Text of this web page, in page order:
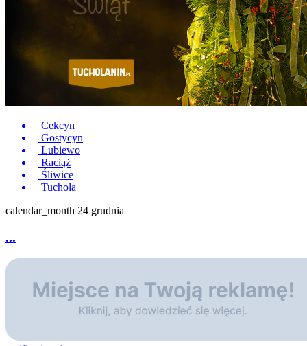
Cekcyn
Gostycyn
Lubiewo
Raciąż
Śliwice
Tuchola
calendar_month 24 grudnia
...